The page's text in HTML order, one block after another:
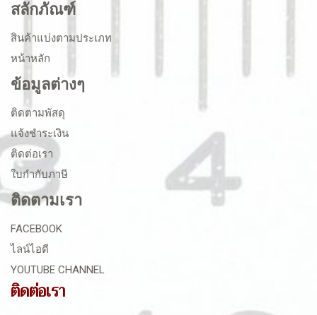
สลักภัณฑ์
สินค้าแบ่งตามประเภท
หน้าหลัก
ข้อมูลต่างๆ
ติดตามพัสดุ
แจ้งชำระเงิน
ติดต่อเรา
ใบกำกับภาษี
ติดตามเรา
FACEBOOK
ไลน์ไอดี
YOUTUBE CHANNEL
ติดต่อเรา